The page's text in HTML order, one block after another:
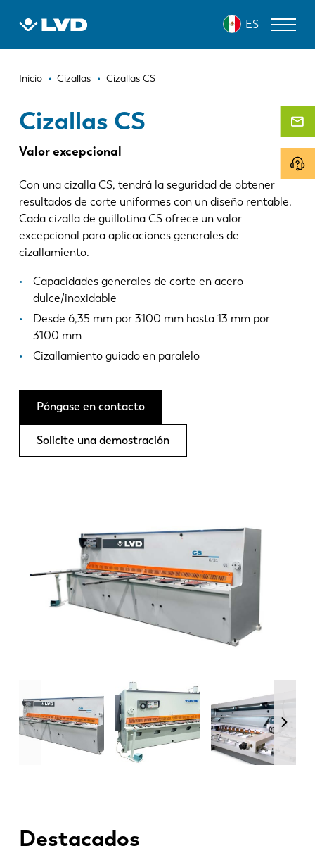
ES
Ruta
navegación
Inicio Cizallas Cizallas CS
Cizallas CS
Valor excepcional
Con una cizalla CS, tendrá la seguridad de obtener
resultados de corte uniformes con un diseño rentable.
Cada cizalla de guillotina CS ofrece un valor
excepcional para aplicaciones generales de
cizallamiento.
Capacidades generales de corte en acero
dulce/inoxidable
Desde 6,35 mm por 3100 mm hasta 13 mm por
3100 mm
Cizallamiento guiado en paralelo
Póngase en contacto
Solicite una demostración
CIZALLAS CS
Destacados
MÁQUINAS DE CORTE LÁSER
CIZALLAS
SOFTWARE
SERVICIO DE ATENCIÓN AL CLIENTE
Sobre LVD
Noticias
Descubra LVD
Testimonios
Centro de recursos
Industrias y soluciones